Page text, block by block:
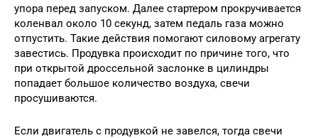
упора перед запуском. Далее стартером прокручивается
коленвал около 10 секунд, затем педаль газа можно
отпустить. Такие действия помогают силовому агрегату
завестись. Продувка происходит по причине того, что
при открытой дроссельной заслонке в цилиндры
попадает большое количество воздуха, свечи
просушиваются.
Если двигатель с продувкой не завелся, тогда свечи